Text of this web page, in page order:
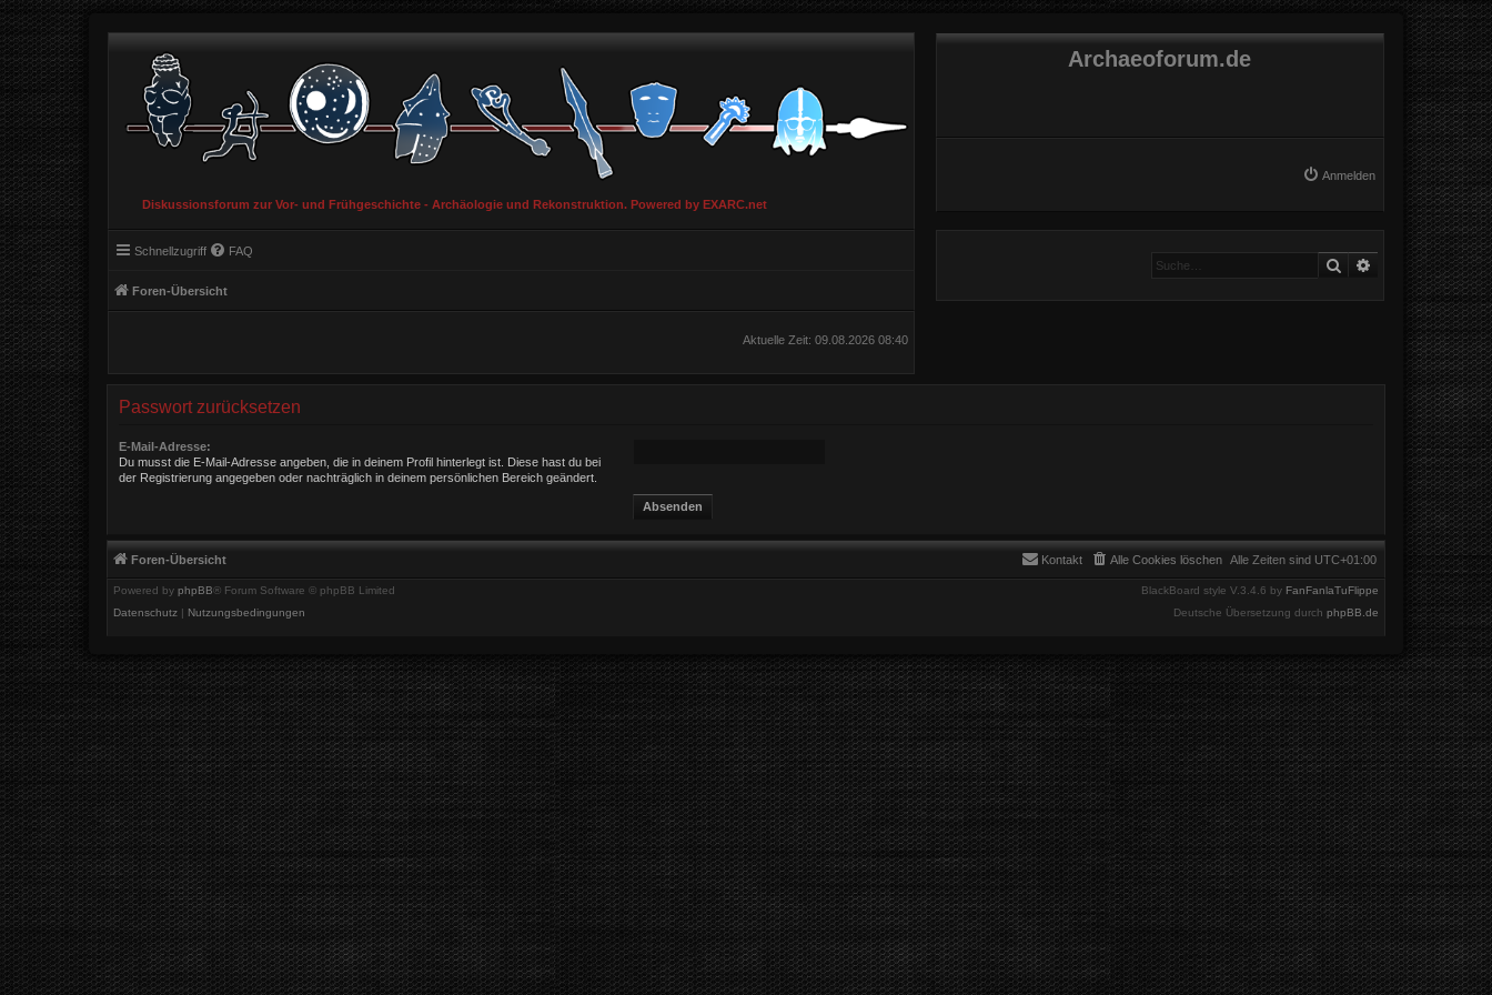
Diskussionsforum zur Vor- und Frühgeschichte - Archäologie und Rekonstruktion. Powered by EXARC.net
Archaeoforum.de
Anmelden
Schnellzugriff FAQ
Foren-Übersicht
Suche Erweiterte Suche
Aktuelle Zeit: 09.08.2026 08:40
Passwort zurücksetzen
E-Mail-Adresse:
Du musst die E-Mail-Adresse angeben, die in deinem Profil hinterlegt ist. Diese hast du bei
der Registrierung angegeben oder nachträglich in deinem persönlichen Bereich geändert.
Foren-Übersicht Alle Zeiten sind UTC+01:00
Alle Cookies löschen
Kontakt
Powered by phpBB® Forum Software © phpBB Limited BlackBoard style V.3.4.6 by FanFanlaTuFlippe
Deutsche Übersetzung durch phpBB.de
Datenschutz | Nutzungsbedingungen